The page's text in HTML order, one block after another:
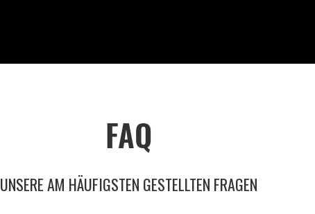
FAQ
UNSERE AM HÄUFIGSTEN GESTELLTEN FRAGEN